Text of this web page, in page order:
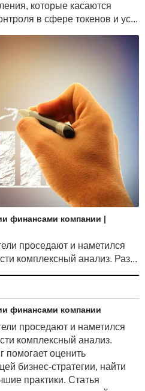
которые касаются
в сфере токенов и ус...
финансами компании |
проседают и наметился
комплексный анализ. Раз...
финансами компании
проседают и наметился
комплексный анализ.
помогает оценить
бизнес-стратегии, найти
практики. Статья